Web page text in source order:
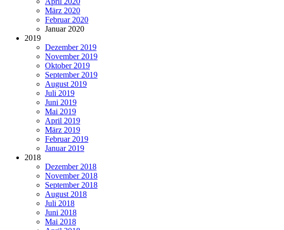
März 2020
Februar 2020
Januar 2020
2019
Dezember 2019
November 2019
Oktober 2019
September 2019
August 2019
Juli 2019
Juni 2019
Mai 2019
April 2019
März 2019
Februar 2019
Januar 2019
2018
Dezember 2018
November 2018
September 2018
August 2018
Juli 2018
Juni 2018
Mai 2018